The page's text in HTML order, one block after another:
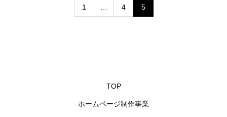
1 4 5
TOP
ホームページ制作事業